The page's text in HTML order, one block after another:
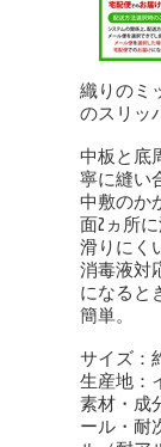
織りのミ
のスリッ
中板と底
寧に縫い
中敷のか
面2ヵ所
滑りにく
消毒液対
になると
簡単。
サイズ：
生産地：
素材・成
ール・耐